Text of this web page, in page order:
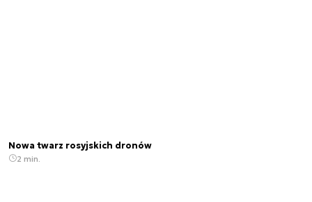
Nowa twarz rosyjskich dronów
2 min.